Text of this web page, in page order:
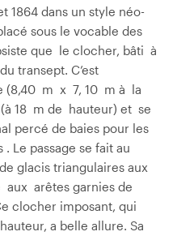
dans un style néo-
sous le vocable des
que le clocher, bâti à
transept. C’est
(8,40 m x 7, 10 m à la
18 m de hauteur) et se
percé de baies pour les
Le passage se fait au
glacis triangulaires aux
aux arêtes garnies de
clocher imposant, qui
a belle allure. Sa